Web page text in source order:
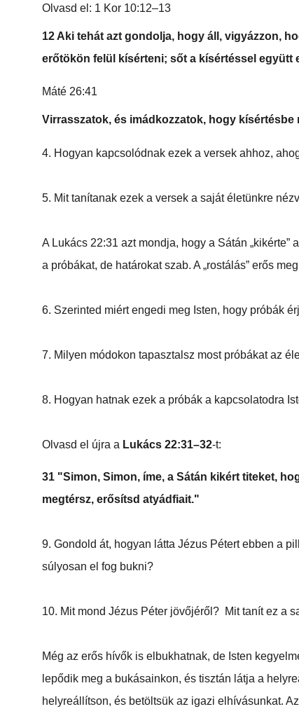
Olvasd el: 1 Kor 10:12–13
12 Aki tehát azt gondolja, hogy áll, vigyázzon,
erőtökön felül kísérteni; sőt a kísértéssel együtt
Máté 26:41
Virrasszatok, és imádkozzatok, hogy
4. Hogyan kapcsolódnak ezek a versek ahhoz,
5. Mit tanítanak ezek a versek a saját életünkre
A Lukács 22:31 azt mondja, hogy a Sátán
a próbákat, de határokat szab. A „rostálás” erős
6. Szerinted miért engedi meg Isten, hogy próbák
7. Milyen módokon tapasztalsz most próbákat az
8. Hogyan hatnak ezek a próbák a kapcsolatodra
Olvasd el újra a Lukács 22:31–32-t:
31 "Simon, Simon, íme, a Sátán kikért titeket,
megtérsz, erősítsd atyádfiait."
9. Gondold át, hogyan látta Jézus Pétert ebben a
súlyosan el fog bukni?
10. Mit mond Jézus Péter jövőjéről?  Mit tanít ez a
Még az erős hívők is elbukhatnak, de Isten
lepődik meg a bukásainkon, és tisztán látja a
helyreállítson, és betöltsük az igazi elhívásunkat.